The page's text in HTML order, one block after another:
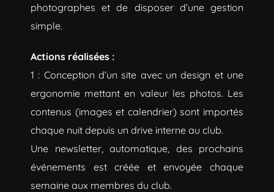
photographes et de disposer d’une gestion
simple.
Actions réalisées :
1 : Conception d’un site avec un design et une
ergonomie mettant en valeur les photos. Les
contenus (images et calendrier) sont importés
chaque nuit depuis un drive interne au club.
Une newsletter, automatique, des prochains
événements est créée et envoyée chaque
semaine aux membres du club.